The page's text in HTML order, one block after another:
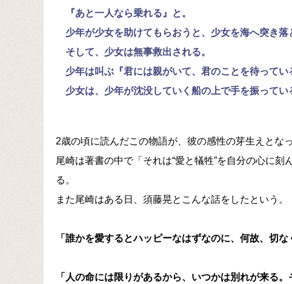
『あと一人なら乗れる』と。
少年が少女を助けてもらおうと、少女を海へ突き落
そして、少女は無事救出される。
少年は叫ぶ『君には親がいて、君のことを待ってい
少女は、少年が沈没していく船の上で手を振ってい
2歳の頃に読んだこの物語が、彼の感性の芽生えとなっ
尾崎は著書の中で「それは“愛と犠牲”を自分の心に
る。
また尾崎はある日、須藤晃とこんな話をしたという。
「誰かを愛するとハッピーなはずなのに、何故、切な
「人の命には限りがあるから、いつかは別れが来る